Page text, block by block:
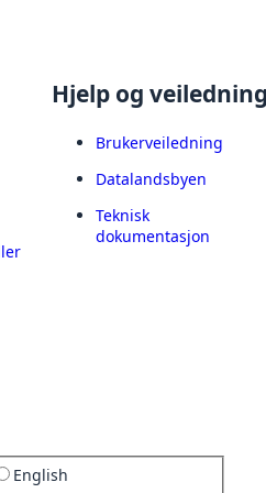
Hjelp og
Brukerveiledning
Datalandsbyen
Teknisk
dokumentasjon
English